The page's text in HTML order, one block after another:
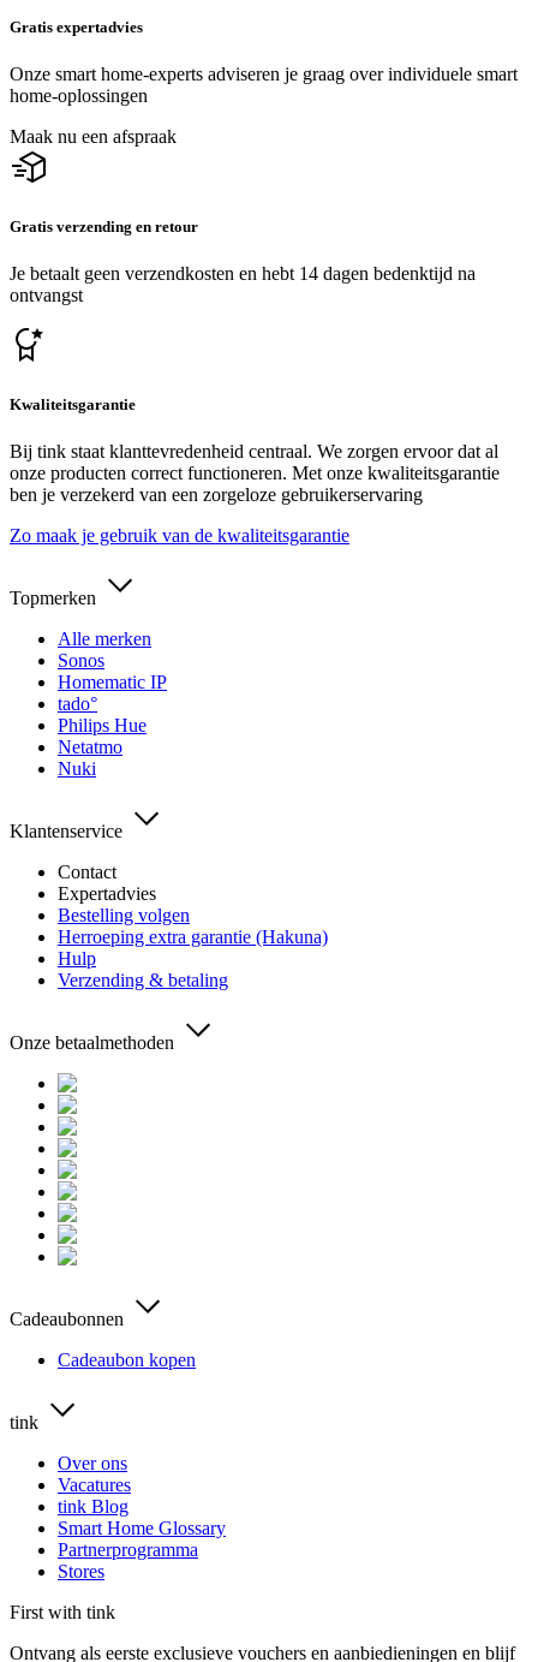
Gratis expertadvies
Onze smart home-experts adviseren je graag over individuele smart
home-oplossingen
Maak nu een afspraak
Gratis verzending en retour
Je betaalt geen verzendkosten en hebt 14 dagen bedenktijd na
ontvangst
Kwaliteitsgarantie
Bij tink staat klanttevredenheid centraal. We zorgen ervoor dat al
onze producten correct functioneren. Met onze kwaliteitsgarantie
ben je verzekerd van een zorgeloze gebruikerservaring
Zo maak je gebruik van de kwaliteitsgarantie
Topmerken
Alle merken
Sonos
Homematic IP
tado°
Philips Hue
Netatmo
Nuki
Klantenservice
Contact
Expertadvies
Bestelling volgen
Herroeping extra garantie (Hakuna)
Hulp
Verzending & betaling
Onze betaalmethoden
Cadeaubonnen
Cadeaubon kopen
tink
Over ons
Vacatures
tink Blog
Smart Home Glossary
Partnerprogramma
Stores
First with tink
Ontvang als eerste exclusieve vouchers en aanbiedieningen en blijf